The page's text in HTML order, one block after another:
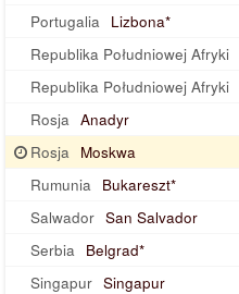
Portugalia Lizbona*
Republika Południowej Afryki
Republika Południowej Afryki
Rosja Anadyr
Rosja Moskwa
Rumunia Bukareszt*
Salwador San Salvador
Serbia Belgrad*
Singapur Singapur